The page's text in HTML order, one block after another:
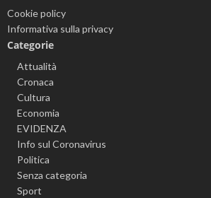
Cookie policy
Informativa sulla privacy
Categorie
Attualità
Cronaca
Cultura
Economia
EVIDENZA
Info sul Coronavirus
Politica
Senza categoria
Sport